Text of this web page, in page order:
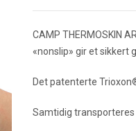
CAMP THERMOSKIN
«nonslip» gir et sikkert
Det patenterte
Samtidig